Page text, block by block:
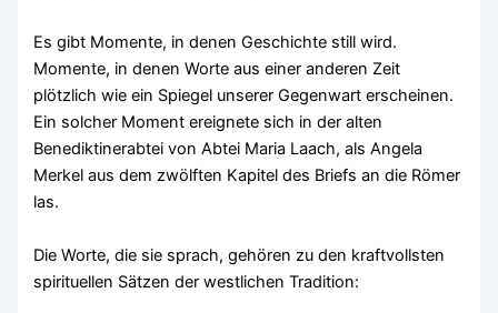
Es gibt Momente, in denen Geschichte still wird.
Momente, in denen Worte aus einer anderen Zeit
plötzlich wie ein Spiegel unserer Gegenwart erscheinen.
Ein solcher Moment ereignete sich in der alten
Benediktinerabtei von Abtei Maria Laach, als Angela
Merkel aus dem zwölften Kapitel des Briefs an die Römer
las.
Die Worte, die sie sprach, gehören zu den kraftvollsten
spirituellen Sätzen der westlichen Tradition: